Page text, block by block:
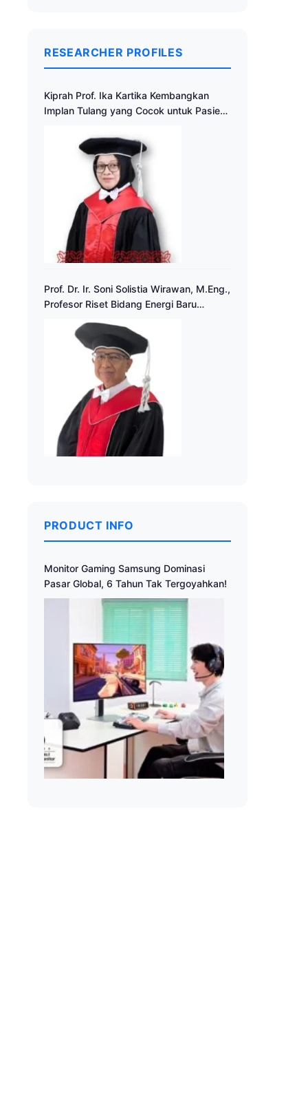
RESEARCHER PROFILES
Kiprah Prof. Ika Kartika Kembangkan
Implan Tulang yang Cocok untuk Pasien
Prof. Dr. Ir. Soni Solistia Wirawan, M.Eng.,
Profesor Riset Bidang Energi Baru
PRODUCT INFO
Monitor Gaming Samsung Dominasi
Pasar Global, 6 Tahun Tak Tergoyahkan!